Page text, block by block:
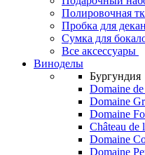
Полировочная
Пробка для
Сумка для
Все аксессуары
Виноделы
Бургундия
Domaine
Domaine
Domaine
Château de
Domaine
Domaine